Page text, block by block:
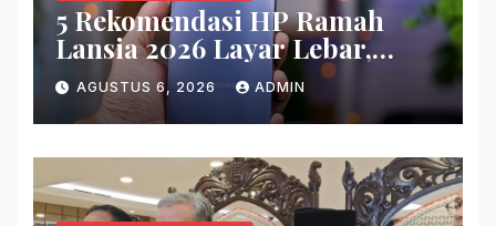
5 Rekomendasi HP Ramah
Lansia 2026 Layar Lebar,
Menu Simpel, dan Baterai
Awet
AGUSTUS 6, 2026 ADMIN